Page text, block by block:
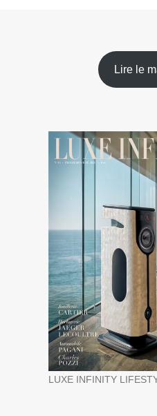
Lire le
LUXE INFINITY